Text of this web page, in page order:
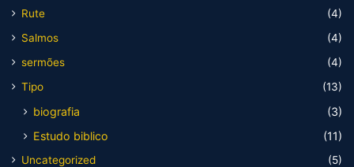
Rute
(4)
Salmos
(4)
sermões
(4)
Tipo
(13)
biografia
(3)
Estudo biblico
(11)
Uncategorized
(5)